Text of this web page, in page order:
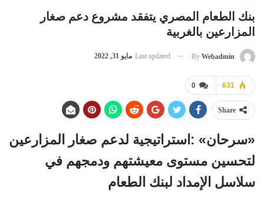
بنك الطعام المصري يتفقد مشروع دعم صغار
المزارعين بالغربية
By Webadmin
Last updated مايو 31, 2022
0 631
Share
«سرحان» :استراتيجية لدعم صغار المزارعين
لتحسين مستوى معيشتهم ودمجهم في
سلاسل الإمداد لبنك الطعام